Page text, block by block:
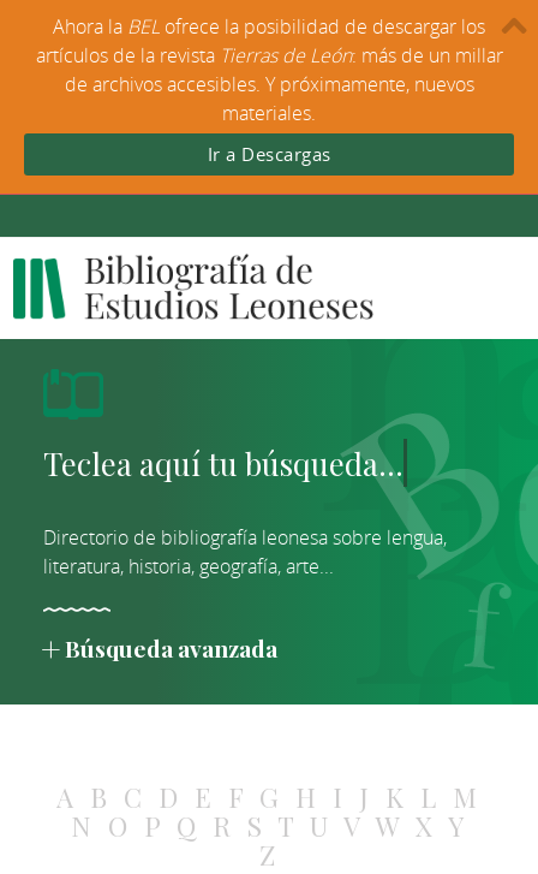
Directorio de bibliografía leonesa sobre lengua,
literatura, historia, geografía, arte...
Búsqueda avanzada
A B C D E F G H I J K L M
N O P Q R S T U V W X Y
Z
Ahora la BEL ofrece la posibilidad de descargar los
artículos de la revista Tierras de León: más de un millar
de archivos accesibles. Y próximamente, nuevos
materiales.
Ir a Descargas